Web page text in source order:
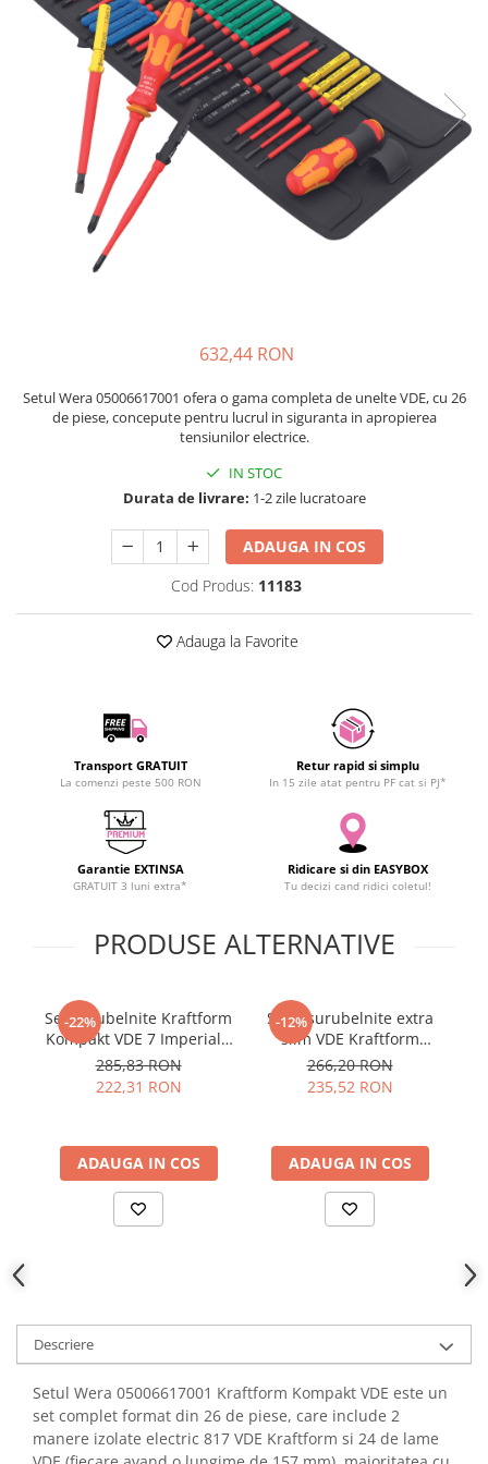
Termometre
Camere Termoviziune
Micrometre
Scule si Unelte
Scule de Mana
Clesti de Taiat
Clesti pentru Dezizolat
Menghine
Clesti Electrician 1000V
Surubelnite Electrician 1000V
Seturi de Surubelnite
Foarfeca Electrician
Nivele cu bula
Truse de Scule
Scule Electrice
Unelte Multifunctionale
Surubelnite Electrice
Masini de Gaurit si Insurubat
Burghie pentru Metal
Genti pentru Scule si Unelte
Electronica
Unelte pentru Electronica
Microscoape Digitale
Osciloscoape Digitale
Generatoare de Semnal
Statii de Lipit
Accesorii pentru Lipit
Surubelnite de Precizie
Kituri Electronice
Placi de Dezvoltare
KEYESTUDIO
LG CHEM
OPTO-EDU
PIERGIACOMI
SCHRACK TECHNIK
SUPERFIRE
TENPOWER
VICTOR
VETO PRO PAC
WAIT TOOLS
WEEEMAKE
YATO
ZUBR
632,44 RON
Setul Wera 05006617001 ofera o gama completa de unelte VDE, cu 26
de piese, concepute pentru lucrul in siguranta in apropierea
tensiunilor electrice.
IN STOC
Durata de livrare: 1-2 zile lucratoare
ADAUGA IN COS
Cod Produs: 11183
Adauga la Favorite
Transport GRATUIT
La comenzi peste 500 RON
Retur rapid si simplu
In 15 zile atat pentru PF cat si PJ*
Garantie EXTINSA
GRATUIT 3 luni extra*
Ridicare si din EASYBOX
Tu decizi cand ridici coletul!
PRODUSE ALTERNATIVE
-22%
Set surubelnite Kraftform
Kompakt VDE 7 Imperial -
Wera 05006604001
285,83 RON
222,31 RON
ADAUGA IN COS
-12%
Set 7 surubelnite extra
slim VDE Kraftform
Kompakt - Wera
05006603001
266,20 RON
235,52 RON
ADAUGA IN COS
Descriere
Setul Wera 05006617001 Kraftform Kompakt VDE este un
set complet format din 26 de piese, care include 2
manere izolate electric 817 VDE Kraftform si 24 de lame